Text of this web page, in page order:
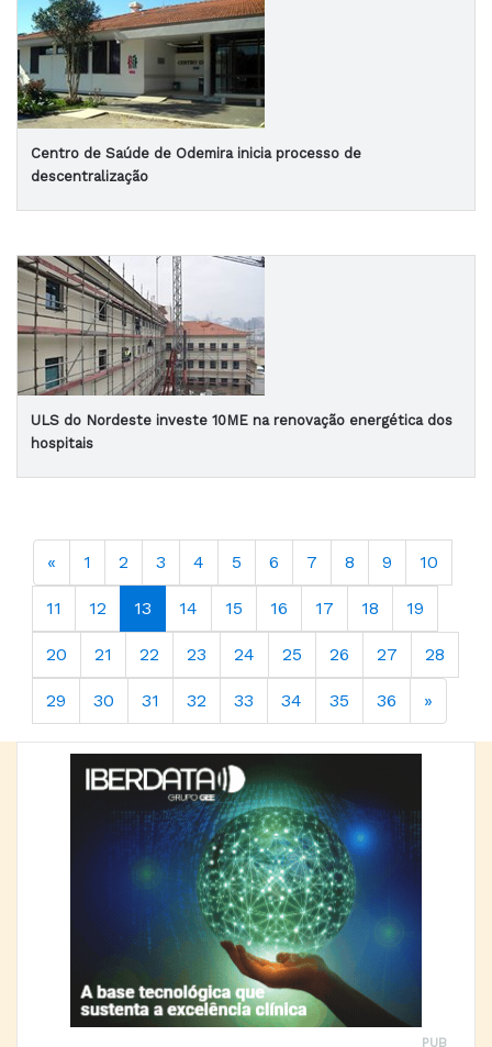
Centro de Saúde de Odemira inicia processo de
descentralização
ULS do Nordeste investe 10ME na renovação energética dos
hospitais
« 1 2 3 4 5 6 7 8 9 10
11 12 13 14 15 16 17 18 19
20 21 22 23 24 25 26 27 28
29 30 31 32 33 34 35 36 »
PUB